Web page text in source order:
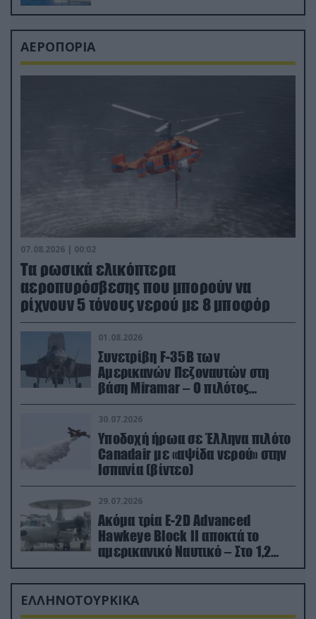
ΑΕΡΟΠΟΡΙΑ
07.08.2026 | 00:02
Τα ρωσικά ελικόπτερα
αεροπυρόσβεσης που μπορούν να
ρίχνουν 5 τόνους νερού με 8 μποφόρ
01.08.2026
Συνετρίβη F-35B των
Αμερικανών Πεζοναυτών στη
βάση Miramar – Ο πιλότος
εκτινάχθηκε εγκαίρως
30.07.2026
Υποδοχή ήρωα σε Έλληνα πιλότο
Canadair με «αψίδα νερού» στην
Ισπανία (βίντεο)
29.07.2026
Ακόμα τρία E-2D Advanced
Hawkeye Block II αποκτά το
αμερικανικό Ναυτικό – Στο 1,2
δισ.δολάρια το κόστος
ΕΛΛΗΝΟΤΟΥΡΚΙΚΑ